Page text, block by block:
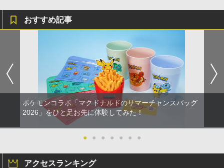
おすすめ記事
ポケモンコラボ「マクドナルドのサマーチャンスバッグ
2026」をひと足お先に体験してみた！
● ● ● ● ● ● ●
アクセスランキング